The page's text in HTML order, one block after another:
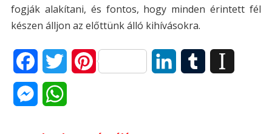
fogják alakítani, és fontos, hogy minden érintett fél
készen álljon az előttünk álló kihívásokra.
a
w
P
M